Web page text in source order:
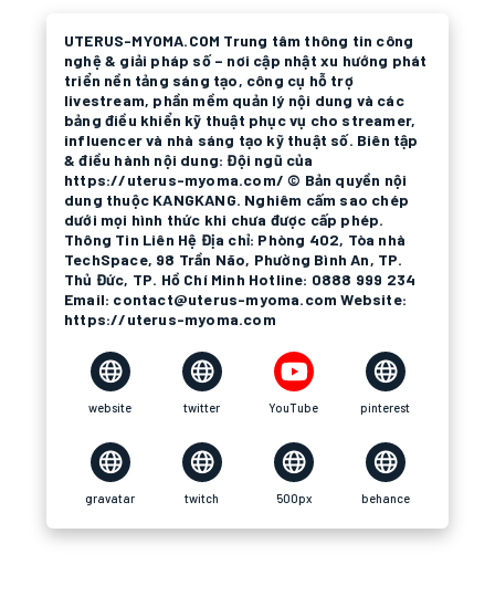
UTERUS-MYOMA.COM Trung tâm thông tin công
nghệ & giải pháp số – nơi cập nhật xu hướng phát
triển nền tảng sáng tạo, công cụ hỗ trợ
livestream, phần mềm quản lý nội dung và các
bảng điều khiển kỹ thuật phục vụ cho streamer,
influencer và nhà sáng tạo kỹ thuật số. Biên tập
& điều hành nội dung: Đội ngũ của
https://uterus-myoma.com/ © Bản quyền nội
dung thuộc KANGKANG. Nghiêm cấm sao chép
dưới mọi hình thức khi chưa được cấp phép.
Thông Tin Liên Hệ Địa chỉ: Phòng 402, Tòa nhà
TechSpace, 98 Trần Não, Phường Bình An, TP.
Thủ Đức, TP. Hồ Chí Minh Hotline: 0888 999 234
Email: contact@uterus-myoma.com Website:
https://uterus-myoma.com
website twitter YouTube pinterest
gravatar twitch 500px behance